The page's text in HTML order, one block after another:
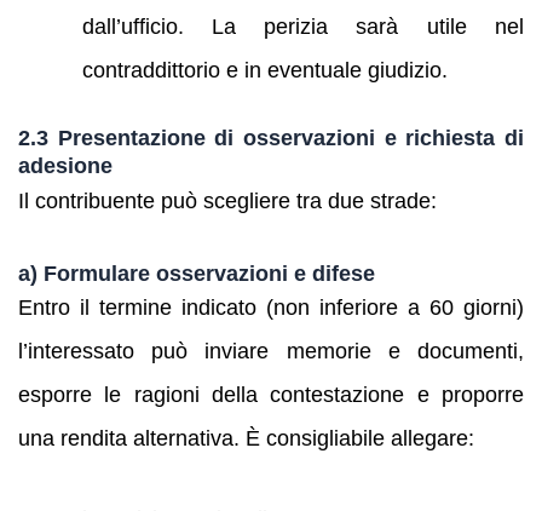
dall’ufficio. La perizia sarà utile nel
contraddittorio e in eventuale giudizio.
2.3 Presentazione di osservazioni e richiesta di
adesione
Il contribuente può scegliere tra due strade:
a) Formulare osservazioni e difese
Entro il termine indicato (non inferiore a 60 giorni)
l’interessato può inviare memorie e documenti,
esporre le ragioni della contestazione e proporre
una rendita alternativa. È consigliabile allegare: